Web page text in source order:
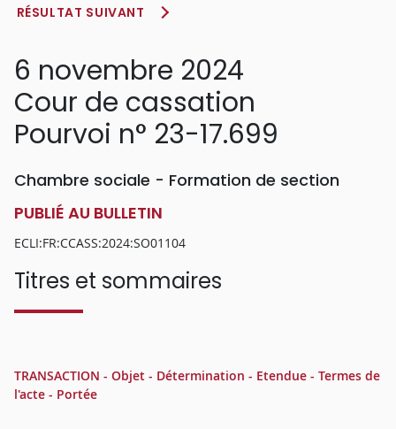
RÉSULTAT SUIVANT
6 novembre 2024
Cour de cassation
Pourvoi n° 23-17.699
Chambre sociale - Formation de section
PUBLIÉ AU BULLETIN
ECLI:FR:CCASS:2024:SO01104
Titres et sommaires
TRANSACTION - Objet - Détermination - Etendue - Termes de
l'acte - Portée